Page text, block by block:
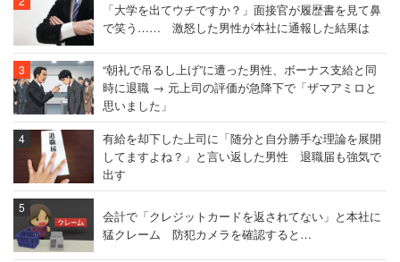
「大学を出てウチですか？」面接官が履歴書を見て鼻
で笑う…… 激怒した男性が本社に通報した結果は
“朝礼で吊るし上げ”に遭った男性、ボーナス支給と同
時に退職 → 元上司の評価が急降下で「ザマアミロと
思いました」
有給を却下した上司に「随分と自分勝手な理論を展開
してますよね？」と言い返した男性 退職届も強気で
出す
会計で「クレジットカードを返されてない」と本社に
猛クレーム 防犯カメラを確認すると…